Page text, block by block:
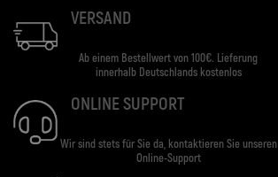
VERSAND
Ab einem Bestellwert von 100€. Lieferung
innerhalb Deutschlands kostenlos
ONLINE SUPPORT
Wir sind stets für Sie da, kontaktieren Sie unseren
Online-Support